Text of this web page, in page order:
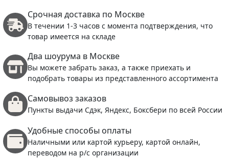
Срочная доставка по Москве
В течении 1-3 часов с момента подтверждения, что
товар имеется на складе
Два шоурума в Москве
Вы можете забрать заказ, а также приехать и
подобрать товары из представленного ассортимента
Самовывоз заказов
Пункты выдачи Сдэк, Яндекс, Боксбери по всей России
Удобные способы оплаты
Наличными или картой курьеру, картой онлайн,
переводом на р/с организации